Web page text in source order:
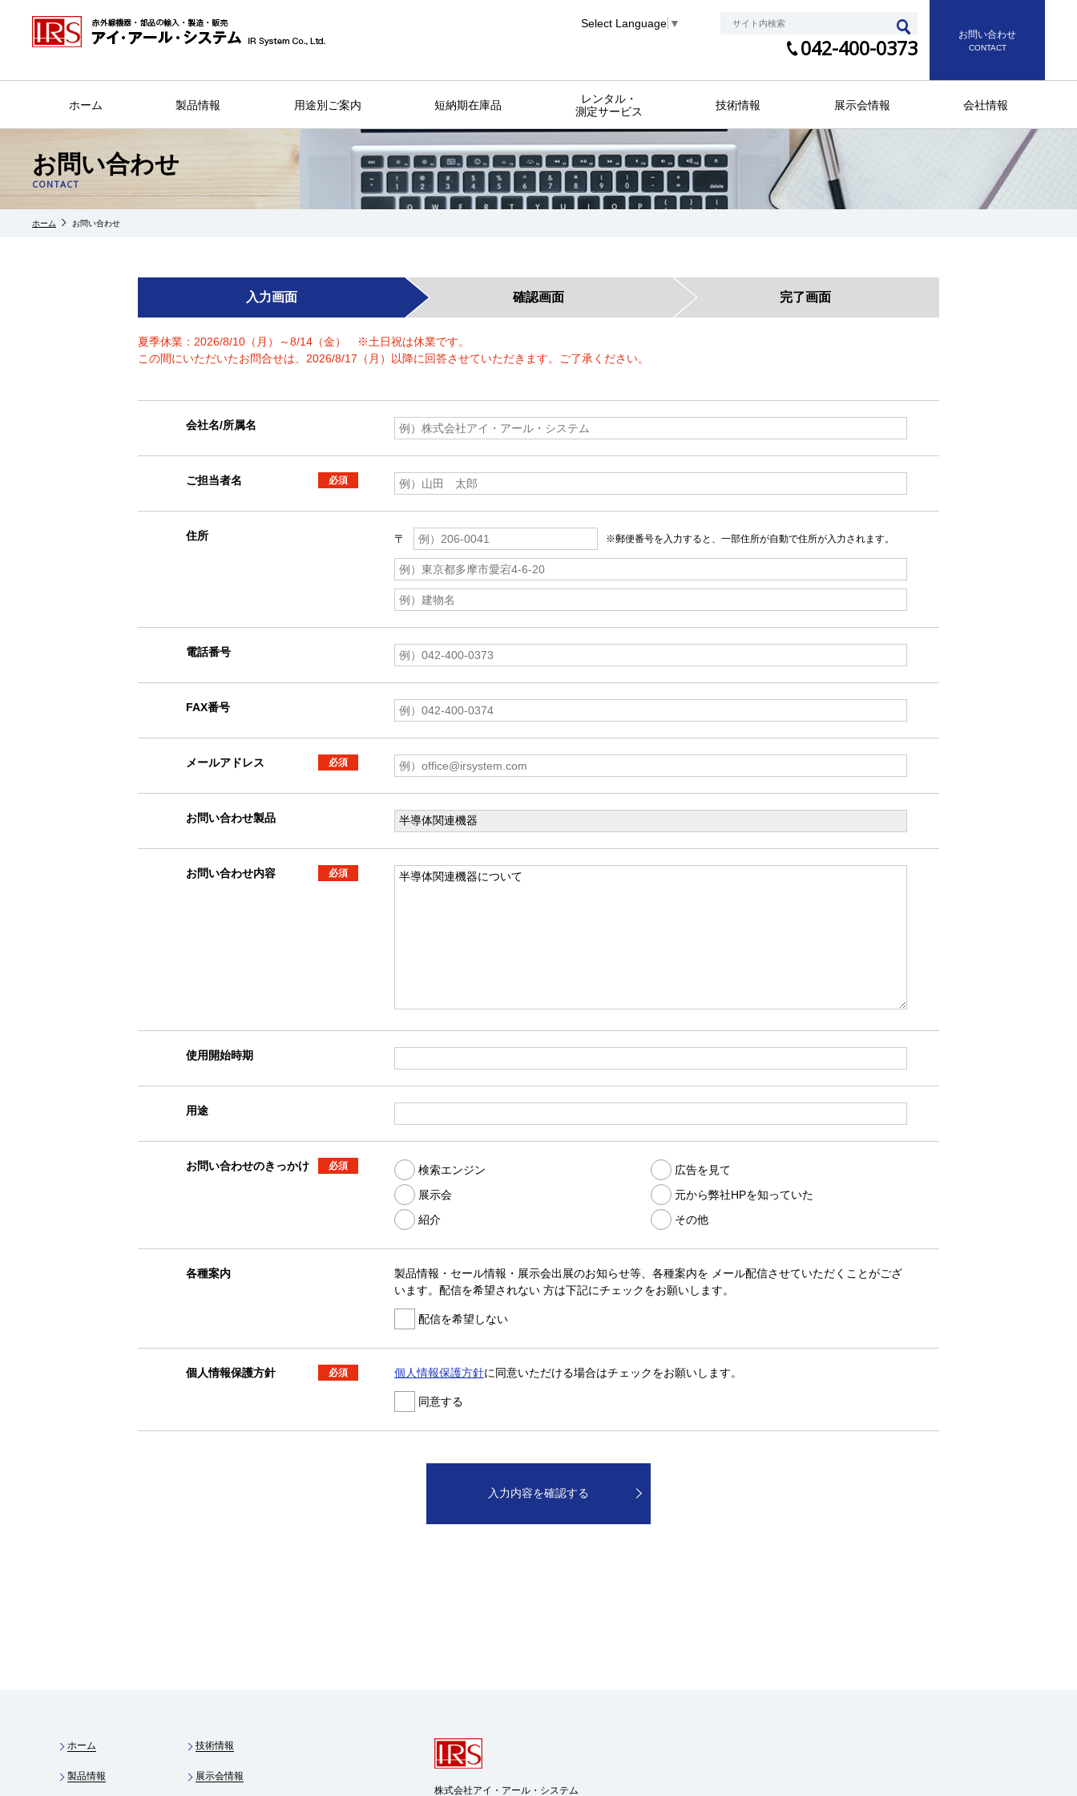
Select Language ▼
042-400-0373
お問い合わせ
CONTACT
ホーム 製品情報 用途別ご案内 短納期在庫品
レンタル・
測定サービス
技術情報 展示会情報 会社情報
お問い合わせ
CONTACT
ホーム お問い合わせ
入力画面 確認画面 完了画面
夏季休業：2026/8/10（月）～8/14（金） ※土日祝は休業です。
この間にいただいたお問合せは、2026/8/17（月）以降に回答させていただきます。ご了承ください。
会社名/所属名
ご担当者名 必須
住所 〒 ※郵便番号を入力すると、一部住所が自動で住所が入力されます。
電話番号
FAX番号
メールアドレス 必須
お問い合わせ製品
お問い合わせ内容 必須
使用開始時期
用途
お問い合わせのきっかけ 必須 検索エンジン
広告を見て
展示会
元から弊社HPを知っていた
紹介
その他
各種案内
製品情報・セール情報・展示会出展のお知らせ等、各種案内を メール配信させていただくことがござ
います。配信を希望されない 方は下記にチェックをお願いします。
配信を希望しない
個人情報保護方針 必須 個人情報保護方針に同意いただける場合はチェックをお願いします。
同意する
ホーム 技術情報
製品情報
展示会情報
株式会社アイ・アール・システム